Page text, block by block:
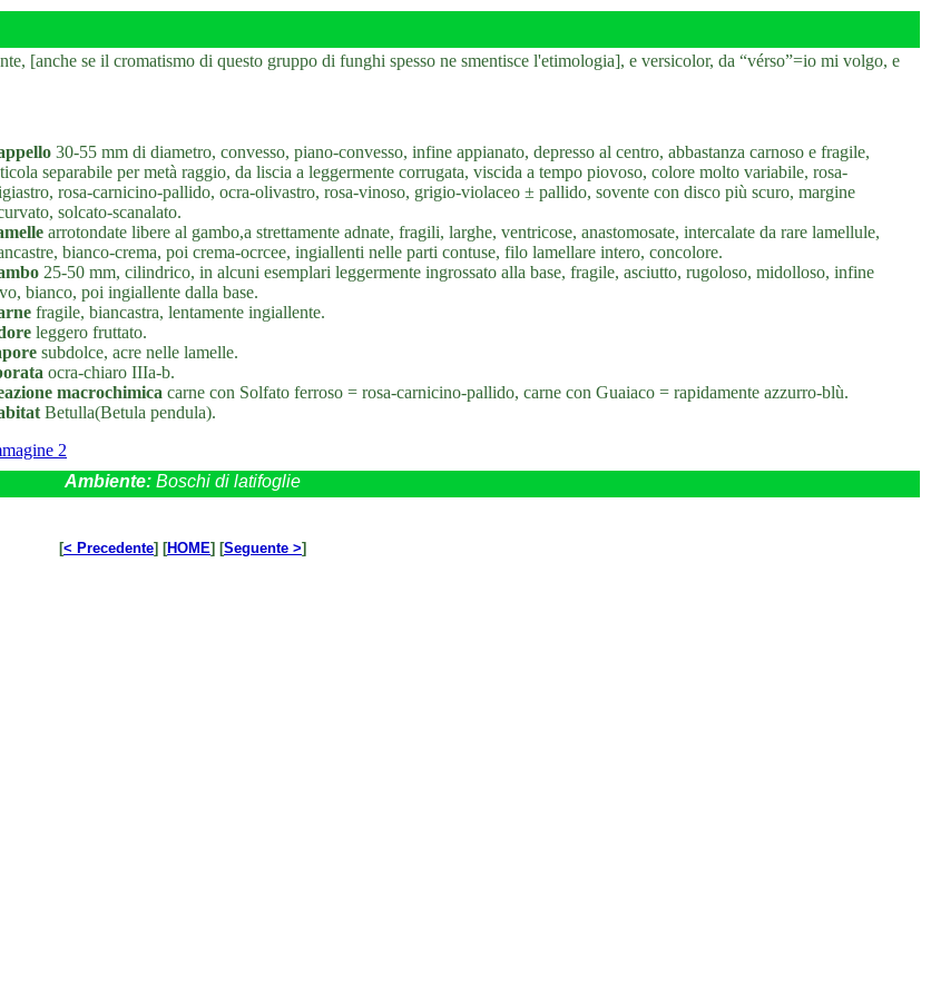
[anche se il cromatismo di questo gruppo di funghi spesso ne smentisce l'etimologia], e versicolor, da “vérso”=io mi volgo, e
30-55 mm di diametro, convesso, piano-convesso, infine appianato, depresso al centro, abbastanza carnoso e fragile,
separabile per metà raggio, da liscia a leggermente corrugata, viscida a tempo piovoso, colore molto variabile, rosa-
rosa-carnicino-pallido, ocra-olivastro, rosa-vinoso, grigio-violaceo ± pallido, sovente con disco più scuro, margine
solcato-scanalato.
arrotondate libere al gambo,a strettamente adnate, fragili, larghe, ventricose, anastomosate, intercalate da rare lamellule,
bianco-crema, poi crema-ocrcee, ingiallenti nelle parti contuse, filo lamellare intero, concolore.
25-50 mm, cilindrico, in alcuni esemplari leggermente ingrossato alla base, fragile, asciutto, rugoloso, midolloso, infine
bianco, poi ingiallente dalla base.
fragile, biancastra, lentamente ingiallente.
leggero fruttato.
subdolce, acre nelle lamelle.
ocra-chiaro IIIa-b.
macrochimica carne con Solfato ferroso = rosa-carnicino-pallido, carne con Guaiaco = rapidamente azzurro-blù.
Betulla(Betula pendula).
2
Ambiente: Boschi di latifoglie
[< Precedente] [HOME] [Seguente >]